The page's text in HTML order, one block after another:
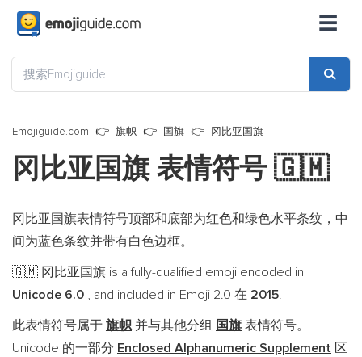
☰
Emojiguide.com 旗帜 国旗 冈比亚国旗
冈比亚国旗 表情符号 🇬🇲
冈比亚国旗表情符号顶部和底部为红色和绿色水平条纹，中
间为蓝色条纹并带有白色边框。
🇬🇲 冈比亚国旗 is a fully-qualified emoji encoded in
Unicode 6.0 , and included in Emoji 2.0 在 2015.
此表情符号属于 旗帜并与其他分组 国旗 表情符号。
Unicode 的一部分 Enclosed Alphanumeric Supplement 区